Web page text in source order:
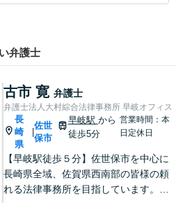
弁護士
古市 寛 弁護士
弁護士法人大村綜合法律事務所 早岐オフィス
長
崎
県
佐世
保市
早岐駅 から
徒歩5分
営業時間：本
日定休日
【早岐駅徒歩５分】佐世保市を中心に
長崎県全域、佐賀県西南部の皆様の頼
れる法律事務所を目指しています。相